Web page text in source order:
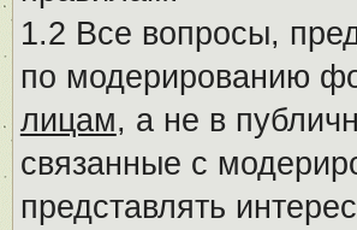
1.2 Все вопросы,
по модерированию
лицам, а не в
связанные с
представлять